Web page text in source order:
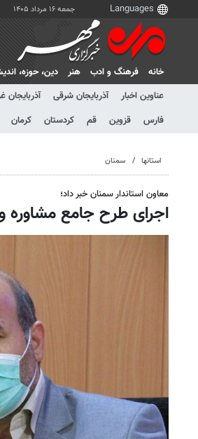
جمعه ۱۶ مرداد ۱۴۰۵
خانه فرهنگ و ادب هنر دين، حوزه،
عناوین اخبار
آذربایجان شرقی آذربایجان
فارس
قزوین قم کردستان کرمان
استانها سمنان
معاون استاندار سمنان خبر داد؛
اجرای طرح جامع مشاوره